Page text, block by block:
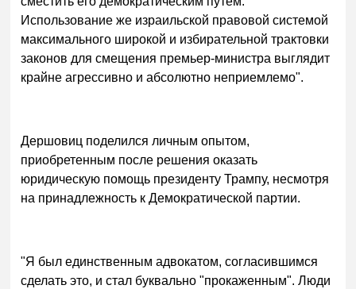
Использование же израильской правовой системой
максимального широкой и избирательной трактовки
законов для смещения премьер-министра выглядит
крайне агрессивно и абсолютно неприемлемо".
Дершовиц поделился личным опытом,
приобретенным после решения оказать
юридическую помощь президенту Трампу, несмотря
на принадлежность к Демократической партии.
"Я был единственным адвокатом, согласившимся
сделать это, и стал буквально "прокаженным". Люди